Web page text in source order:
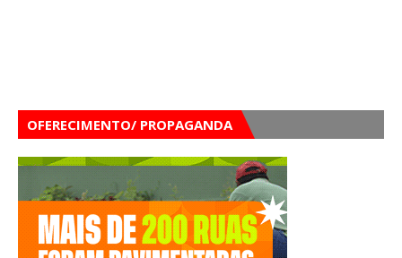
OFERECIMENTO/ PROPAGANDA